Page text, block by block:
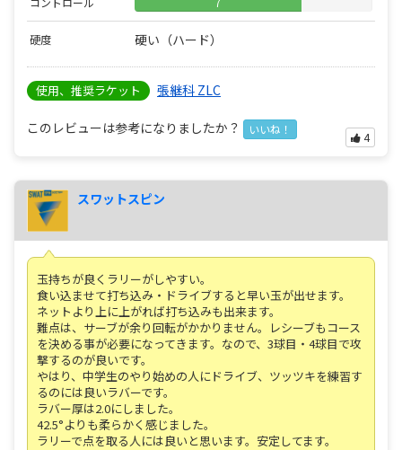
硬度 硬い（ハード）
使用、推奨ラケット 張継科 ZLC
このレビューは参考になりましたか？ いいね！
4
スワットスピン
玉持ちが良くラリーがしやすい。
食い込ませて打ち込み・ドライブすると早い玉が出せます。
ネットより上に上がれば打ち込みも出来ます。
難点は、サーブが余り回転がかかりません。レシーブもコース
を決める事が必要になってきます。なので、3球目・4球目で攻
撃するのが良いです。
やはり、中学生のやり始めの人にドライブ、ツッツキを練習す
るのには良いラバーです。
ラバー厚は2.0にしました。
42.5°よりも柔らかく感じました。
ラリーで点を取る人には良いと思います。安定してます。